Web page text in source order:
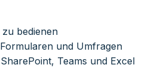
bedienen
und Umfragen
Teams und Excel